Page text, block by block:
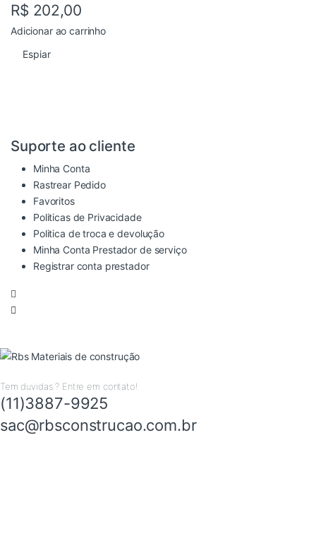
R$ 202,00
Adicionar ao carrinho
Espiar
Suporte ao cliente
Minha Conta
Rastrear Pedido
Favoritos
Politicas de Privacidade
Politica de troca e devolução
Minha Conta Prestador de serviço
Registrar conta prestador
Tem duvidas ? Entre em contato!
(11)3887-9925
sac@rbsconstrucao.com.br